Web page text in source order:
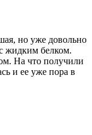
но уже довольно
жидким белком.
На что получили
и ее уже пора в